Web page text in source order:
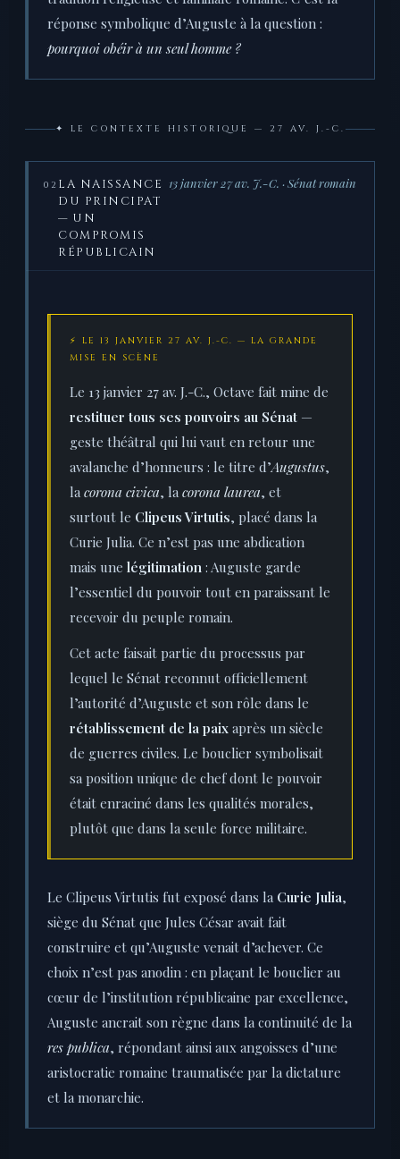
réponse symbolique d’Auguste à la question :
pourquoi obéir à un seul homme ?
✦ LE CONTEXTE HISTORIQUE — 27 AV. J.-C.
02 LA NAISSANCE
DU PRINCIPAT
— UN
COMPROMIS
RÉPUBLICAIN
13 janvier 27 av. J.-C. · Sénat romain
⚡ LE 13 JANVIER 27 AV. J.-C. — LA GRANDE
MISE EN SCÈNE
Le 13 janvier 27 av. J.-C., Octave fait mine de
restituer tous ses pouvoirs au Sénat —
geste théâtral qui lui vaut en retour une
avalanche d’honneurs : le titre d’Augustus,
la corona civica, la corona laurea, et
surtout le Clipeus Virtutis, placé dans la
Curie Julia. Ce n’est pas une abdication
mais une légitimation : Auguste garde
l’essentiel du pouvoir tout en paraissant le
recevoir du peuple romain.
Cet acte faisait partie du processus par
lequel le Sénat reconnut officiellement
l’autorité d’Auguste et son rôle dans le
rétablissement de la paix après un siècle
de guerres civiles. Le bouclier symbolisait
sa position unique de chef dont le pouvoir
était enraciné dans les qualités morales,
plutôt que dans la seule force militaire.
Le Clipeus Virtutis fut exposé dans la Curie Julia,
siège du Sénat que Jules César avait fait
construire et qu’Auguste venait d’achever. Ce
choix n’est pas anodin : en plaçant le bouclier au
cœur de l’institution républicaine par excellence,
Auguste ancrait son règne dans la continuité de la
res publica, répondant ainsi aux angoisses d’une
aristocratie romaine traumatisée par la dictature
et la monarchie.